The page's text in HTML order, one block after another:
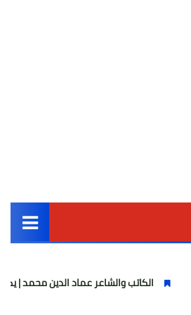
أخبار مصر
الكاتب والشاعر عماد الدين محمد | يكتب